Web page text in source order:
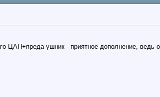
ЦАП+преда ушник - приятное дополнение, ведь